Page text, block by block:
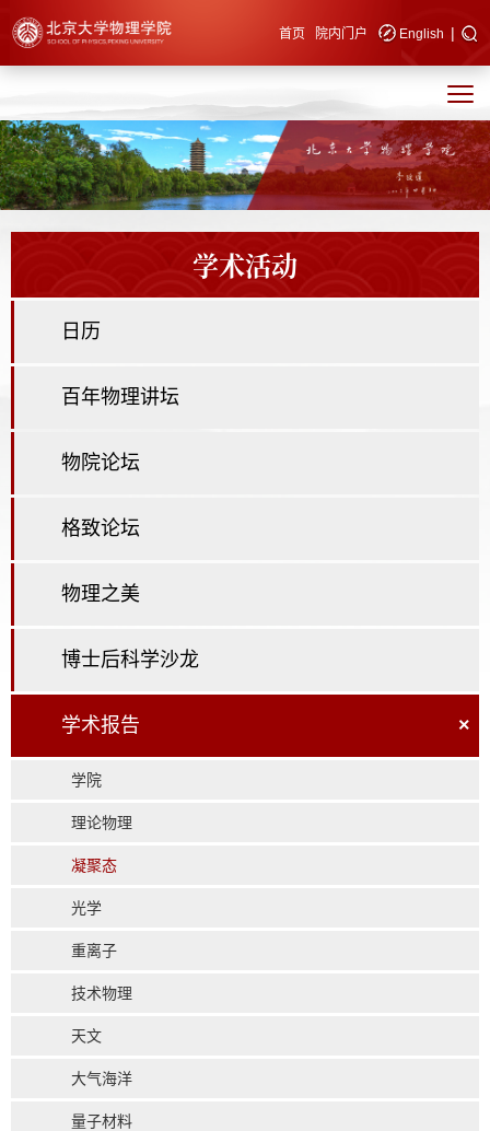
快速导航 首页 院内门户 English |
学术活动
日历
百年物理讲坛
物院论坛
格致论坛
物理之美
博士后科学沙龙
学术报告 ×
学院
理论物理
凝聚态
光学
重离子
技术物理
天文
大气海洋
量子材料